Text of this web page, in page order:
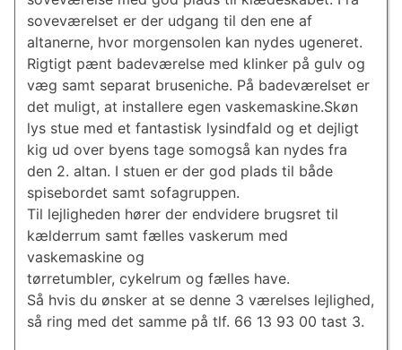
soveværelset er der udgang til den ene af
altanerne, hvor morgensolen kan nydes ugeneret.
Rigtigt pænt badeværelse med klinker på gulv og
væg samt separat bruseniche. På badeværelset er
det muligt, at installere egen vaskemaskine.Skøn
lys stue med et fantastisk lysindfald og et dejligt
kig ud over byens tage somogså kan nydes fra
den 2. altan. I stuen er der god plads til både
spisebordet samt sofagruppen.
Til lejligheden hører der endvidere brugsret til
kælderrum samt fælles vaskerum med
vaskemaskine og
tørretumbler, cykelrum og fælles have.
Så hvis du ønsker at se denne 3 værelses lejlighed,
så ring med det samme på tlf. 66 13 93 00 tast 3.